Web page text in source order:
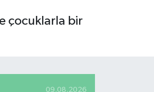
çocuklarla bir
09.08.2026